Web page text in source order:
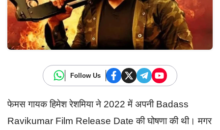
Follow Us
फेमस गायक हिमेश रेशमिया ने 2022 में अपनी Badass
Ravikumar Film Release Date की घोषणा की थी। मगर